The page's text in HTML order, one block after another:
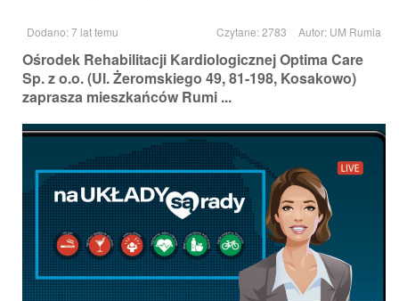
Dodano: 7 lat temu Czytane: 2783 Autor: UM Rumia
Ośrodek Rehabilitacji Kardiologicznej Optima Care
Sp. z o.o. (Ul. Żeromskiego 49, 81-198, Kosakowo)
zaprasza mieszkańców Rumi ...